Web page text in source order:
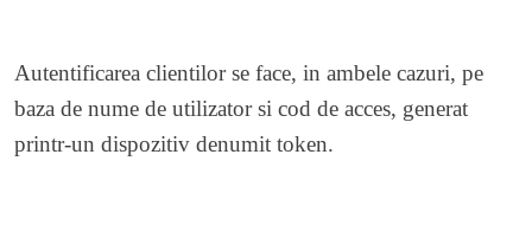
Autentificarea clientilor se face, in ambele cazuri, pe
baza de nume de utilizator si cod de acces, generat
printr-un dispozitiv denumit token.